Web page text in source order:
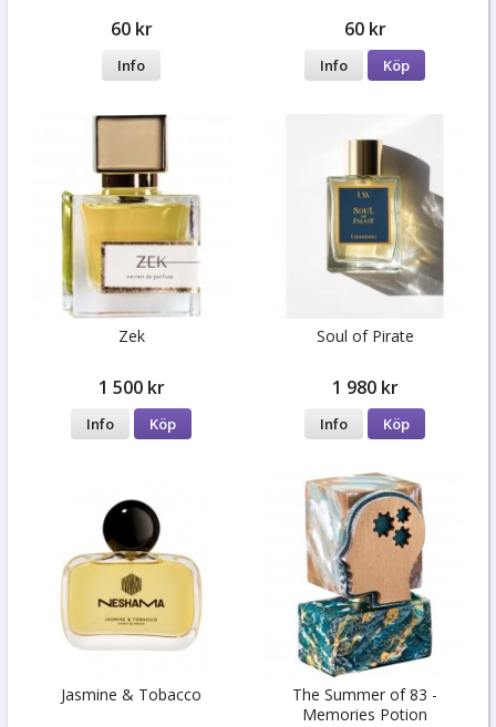
60 kr
Info
60 kr
Info Köp
Zek
1 500 kr
Info Köp
Soul of Pirate
1 980 kr
Info Köp
Jasmine & Tobacco
The Summer of 83 -
Memories Potion